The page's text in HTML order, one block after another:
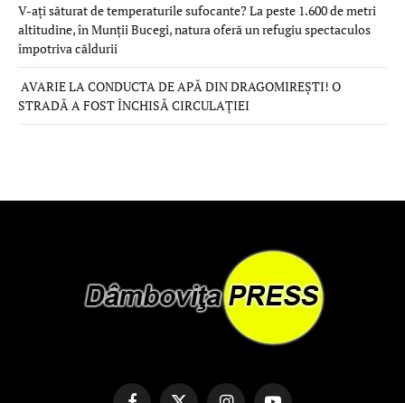
V-ați săturat de temperaturile sufocante? La peste 1.600 de metri
altitudine, în Munții Bucegi, natura oferă un refugiu spectaculos
împotriva căldurii
AVARIE LA CONDUCTA DE APĂ DIN DRAGOMIREȘTI! O
STRADĂ A FOST ÎNCHISĂ CIRCULAȚIEI